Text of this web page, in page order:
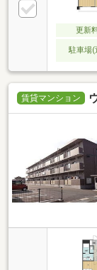
更新
駐車場(
賃貸マンション